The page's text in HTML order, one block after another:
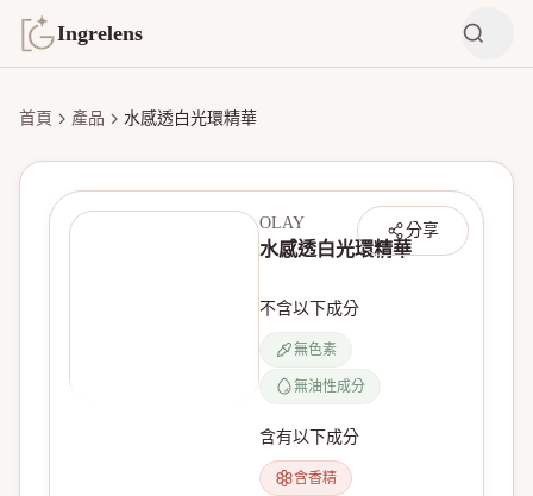
Ingrelens
首頁 產品 水感透白光環精華
分享
OLAY
水感透白光環精華
不含以下成分
無色素
無油性成分
含有以下成分
含香精